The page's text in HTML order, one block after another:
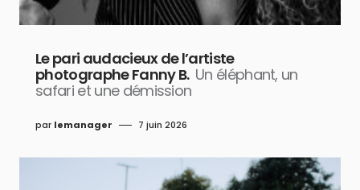
Le pari audacieux de l’artiste
photographe Fanny B. Un éléphant, un
safari et une démission
par lemanager 7 juin 2026